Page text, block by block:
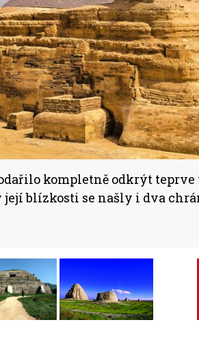
kompletně odkrýt
blízkosti se našly i dva